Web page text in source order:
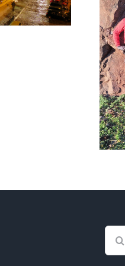
nach: